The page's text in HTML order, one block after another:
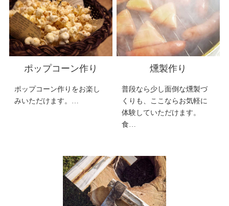
ポップコーン作り
ポップコーン作りをお楽し
みいただけます。…
燻製作り
普段なら少し面倒な燻製づ
くりも、ここならお気軽に
体験していただけます。
食…